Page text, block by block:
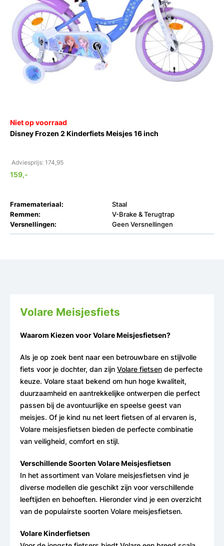
Niet op voorraad
Disney Frozen 2 Kinderfiets Meisjes 16 inch
Adviesprijs: 174,95
159,-
Framemateriaal:
Staal
Remmen:
V-Brake & Terugtrap
Versnellingen:
Geen Versnellingen
Volare Meisjesfiets
Waarom Kiezen voor Volare Meisjesfietsen?
Als je op zoek bent naar een betrouwbare en stijlvolle
fiets voor je dochter, dan zijn Volare fietsen de perfecte
keuze. Volare staat bekend om hun hoge kwaliteit,
duurzaamheid en aantrekkelijke ontwerpen die perfect
passen bij de avontuurlijke en speelse geest van
meisjes. Of je kind nu net leert fietsen of al ervaren is,
Volare meisjesfietsen bieden de perfecte combinatie
van veiligheid, comfort en stijl.
Verschillende Soorten Volare Meisjesfietsen
In het assortiment van Volare meisjesfietsen vind je
diverse modellen die geschikt zijn voor verschillende
leeftijden en behoeften. Hieronder vind je een overzicht
van de populairste soorten Volare meisjesfietsen.
Volare Kinderfietsen